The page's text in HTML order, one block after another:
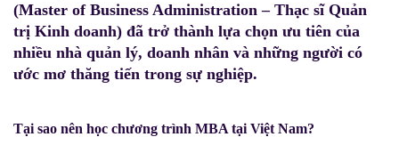
(Master of Business Administration – Thạc sĩ Quản
trị Kinh doanh) đã trở thành lựa chọn ưu tiên của
nhiều nhà quản lý, doanh nhân và những người có
ước mơ thăng tiến trong sự nghiệp.
Tại sao nên học chương trình MBA tại Việt Nam?